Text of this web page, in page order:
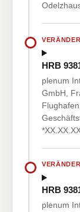
HRB
plenum
GmbH,
HRB
plenum